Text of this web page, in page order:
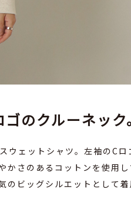
のクルーネック。
ウェットシャツ。左袖のCロ
かさのあるコットンを使用
のビッグシルエットとして